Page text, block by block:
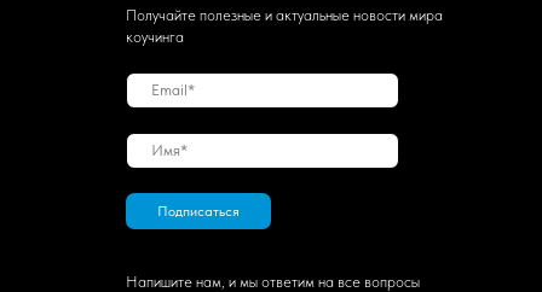
Получайте полезные и актуальные новости мира
коучинга
Подписаться
Напишите нам, и мы ответим на все вопросы